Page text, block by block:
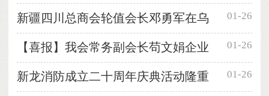
新疆四川总商会轮值会长邓勇军在乌 01-26
【喜报】我会常务副会长苟文娟企业 01-26
新龙消防成立二十周年庆典活动隆重 01-26